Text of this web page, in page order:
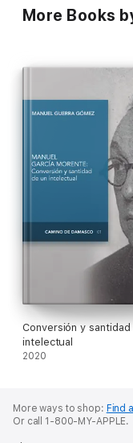
«desenmascarar»
no, están imponiendo
implantando así el
Mundial» (NOM). De
más sobre
More Books
Conversión y santidad
intelectual
2020
More ways to shop: Find
Or call 1-800-MY-APPLE.